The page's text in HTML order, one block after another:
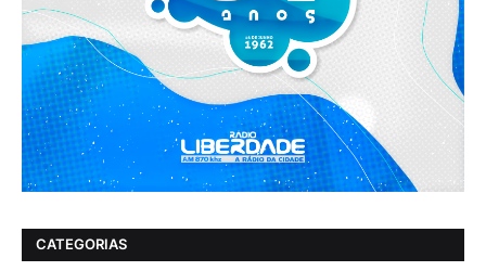
CATEGORIAS